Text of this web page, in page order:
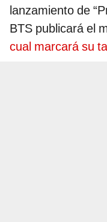
lanzamiento de
BTS publicará el
cual marcará su